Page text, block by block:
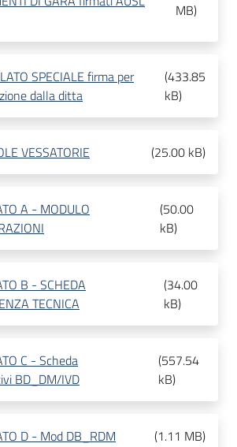
MB)
SPECIALE firma per
dalla ditta
(433.85
kB)
VESSATORIE (25.00 kB)
A - MODULO
(50.00
kB)
B - SCHEDA
TECNICA
(34.00
kB)
C - Scheda
BD_DM/IVD
(557.54
kB)
D - Mod DB_RDM (1.11 MB)